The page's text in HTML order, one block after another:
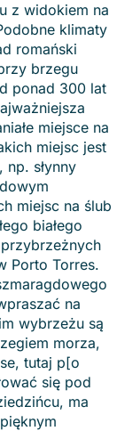
z widokiem na
klimaty
romański
brzegu
ponad 300 lat
miejsce na
miejsc jest
słynny
miejsc na ślub
białego
Porto Torres.
na
wybrzeżu są
morza,
tutaj p[o
się pod
ma